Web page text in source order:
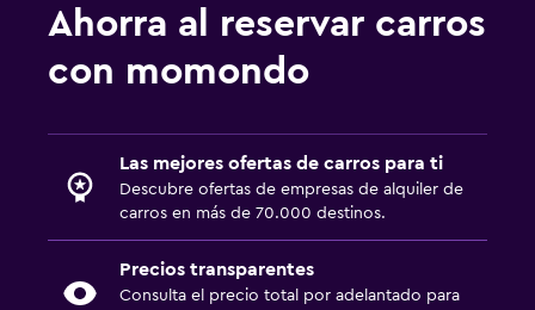
Ahorra al reservar carros
con momondo
Las mejores ofertas de carros para ti
Descubre ofertas de empresas de alquiler de
carros en más de 70.000 destinos.
Precios transparentes
Consulta el precio total por adelantado para